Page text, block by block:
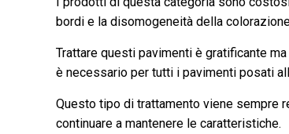
bordi e la disomogeneità della
Trattare questi pavimenti è gratificante
è necessario per tutti i pavimenti posati
Questo tipo di trattamento viene sempre
continuare a mantenere le caratteristiche.